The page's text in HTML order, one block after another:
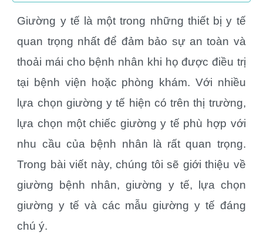
Giường y tế là một trong những thiết bị y tế
quan trọng nhất để đảm bảo sự an toàn và
thoải mái cho bệnh nhân khi họ được điều trị
tại bệnh viện hoặc phòng khám. Với nhiều
lựa chọn giường y tế hiện có trên thị trường,
lựa chọn một chiếc giường y tế phù hợp với
nhu cầu của bệnh nhân là rất quan trọng.
Trong bài viết này, chúng tôi sẽ giới thiệu về
giường bệnh nhân, giường y tế, lựa chọn
giường y tế và các mẫu giường y tế đáng
chú ý.